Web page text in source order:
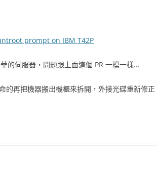
prompt on IBM T42P
的伺服器，問題跟上面這個 PR 一模一樣…
再把機器搬出機櫃來拆開，外接光碟重新修正